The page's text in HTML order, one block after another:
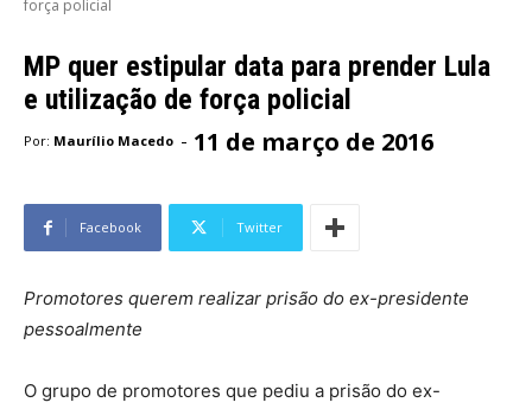
força policial
MP quer estipular data para prender Lula
e utilização de força policial
Por: Maurílio Macedo - 11 de março de 2016
Facebook Twitter
Promotores querem realizar prisão do ex-presidente
pessoalmente
O grupo de promotores que pediu a prisão do ex-